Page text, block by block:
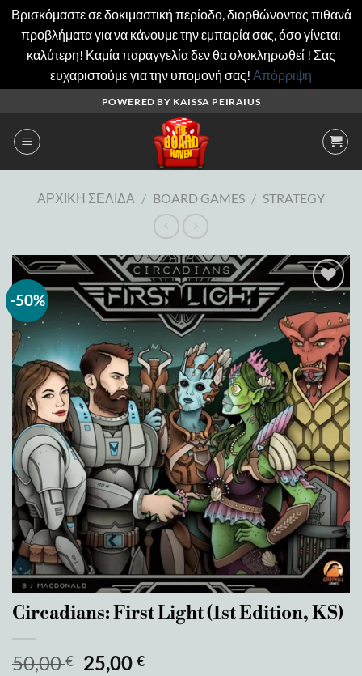
Βρισκόμαστε σε δοκιμαστική περίοδο, διορθώνοντας πιθανά
προβλήματα για να κάνουμε την εμπειρία σας, όσο γίνεται
καλύτερη! Καμία παραγγελία δεν θα ολοκληρωθεί ! Σας
ευχαριστούμε για την υπομονή σας! Απόρριψη
περιεχόμενο
POWERED BY KAISSA PEIRAIUS
ΑΡΧΙΚΉ ΣΕΛΊΔΑ / BOARD GAMES / STRATEGY
-50%
Add to
wishlist
Circadians: First Light (1st Edition, KS)
50,00€ 25,00€